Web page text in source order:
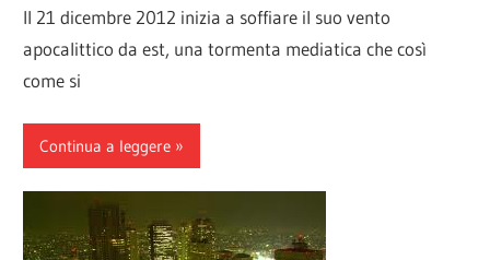
Il 21 dicembre 2012 inizia a soffiare il suo vento
apocalittico da est, una tormenta mediatica che così
come si
Continua a leggere